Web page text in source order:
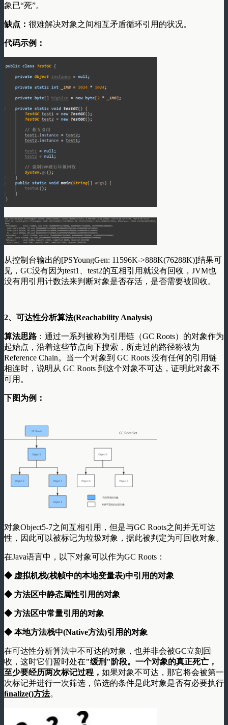
象已“死”。
缺点： 很难解决对象之间相互矛盾循环引用的状况。
代码示例：
从控制台输出的[PSYoungGen: 11596K->888K(76288K)]结果可
见，GC没有因为test1、test2的互相引用就没有回收，JVM也
没有用引用计数法来判断对象是否存活，是否需要被回收。
2、可达性分析算法(Reachability Analysis)
算法思路 ：通过一系列被称为引用链（GC Roots）的对象作为
起始点，沿着这些节点向下搜索，所走过的路径称被为
Reference Chain。当一个对象到 GC Roots 没有任何的引用链
相连时，说明从 GC Roots 到这个对象不可达，证明此对象不
可用。
下图为例：
对象Object5-7之间互相引用，但是与GC Roots之间并无可达
性，因此可以被标记为垃圾对象，据此被判定为可回收对象。
在Java语言中，以下对象可以作为GC Roots：
◆ 虚拟机栈(栈帧中的本地变量表)中引用的对象
◆ 方法区中静态属性引用的对象
◆ 方法区中常量引用的对象
◆ 本地方法栈中(Native方法)引用的对象
在可达性分析算法中不可达的对象，也并非会被GC立刻回
收，这时它们暂时处在"缓刑"阶段。一个对象的真正死亡，
至少要经历两次标记过程， 如果对象不可达，那它将会被第一
次标记并进行一次筛选，筛选的条件是此对象是否有必要执行
ﬁnalize()方法。